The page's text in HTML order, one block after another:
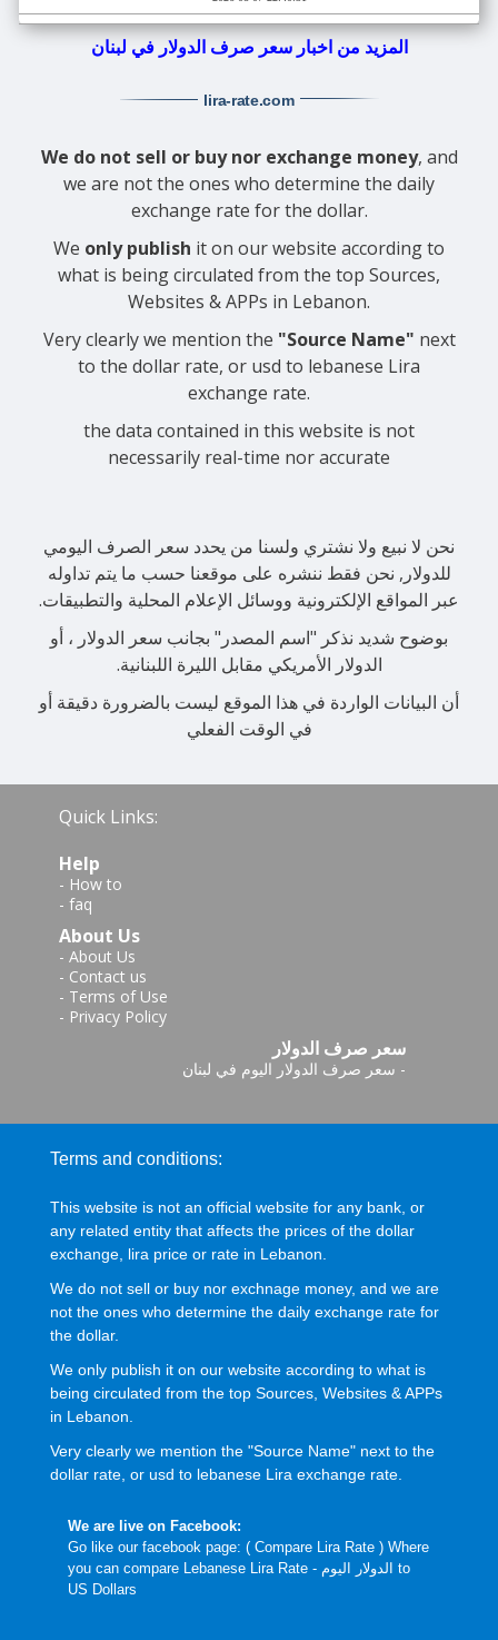
المزيد من اخبار سعر صرف الدولار في لبنان
lira-rate.com
We do not sell or buy nor exchange money, and
we are not the ones who determine the daily
exchange rate for the dollar.
We only publish it on our website according to
what is being circulated from the top Sources,
Websites & APPs in Lebanon.
Very clearly we mention the "Source Name" next
to the dollar rate, or usd to lebanese Lira
exchange rate.
the data contained in this website is not
necessarily real-time nor accurate
نحن لا نبيع ولا نشتري ولسنا من يحدد سعر الصرف اليومي
للدولار, نحن فقط ننشره على موقعنا حسب ما يتم تداوله
عبر المواقع الإلكترونية ووسائل الإعلام المحلية والتطبيقات.
بوضوح شديد نذكر "اسم المصدر" بجانب سعر الدولار ، أو
الدولار الأمريكي مقابل الليرة اللبنانية.
أن البيانات الواردة في هذا الموقع ليست بالضرورة دقيقة أو
في الوقت الفعلي
Quick Links:
Help
- How to
- faq
About Us
- About Us
- Contact us
- Terms of Use
- Privacy Policy
سعر صرف الدولار
- سعر صرف الدولار اليوم في لبنان
Terms and conditions:
This website is not an official website for any bank, or
any related entity that affects the prices of the dollar
exchange, lira price or rate in Lebanon.
We do not sell or buy nor exchnage money, and we are
not the ones who determine the daily exchange rate for
the dollar.
We only publish it on our website according to what is
being circulated from the top Sources, Websites & APPs
in Lebanon.
Very clearly we mention the "Source Name" next to the
dollar rate, or usd to lebanese Lira exchange rate.
We are live on Facebook:
Go like our facebook page: ( Compare Lira Rate) Where
you can compare Lebanese Lira Rate - الدولار اليوم to
US Dollars